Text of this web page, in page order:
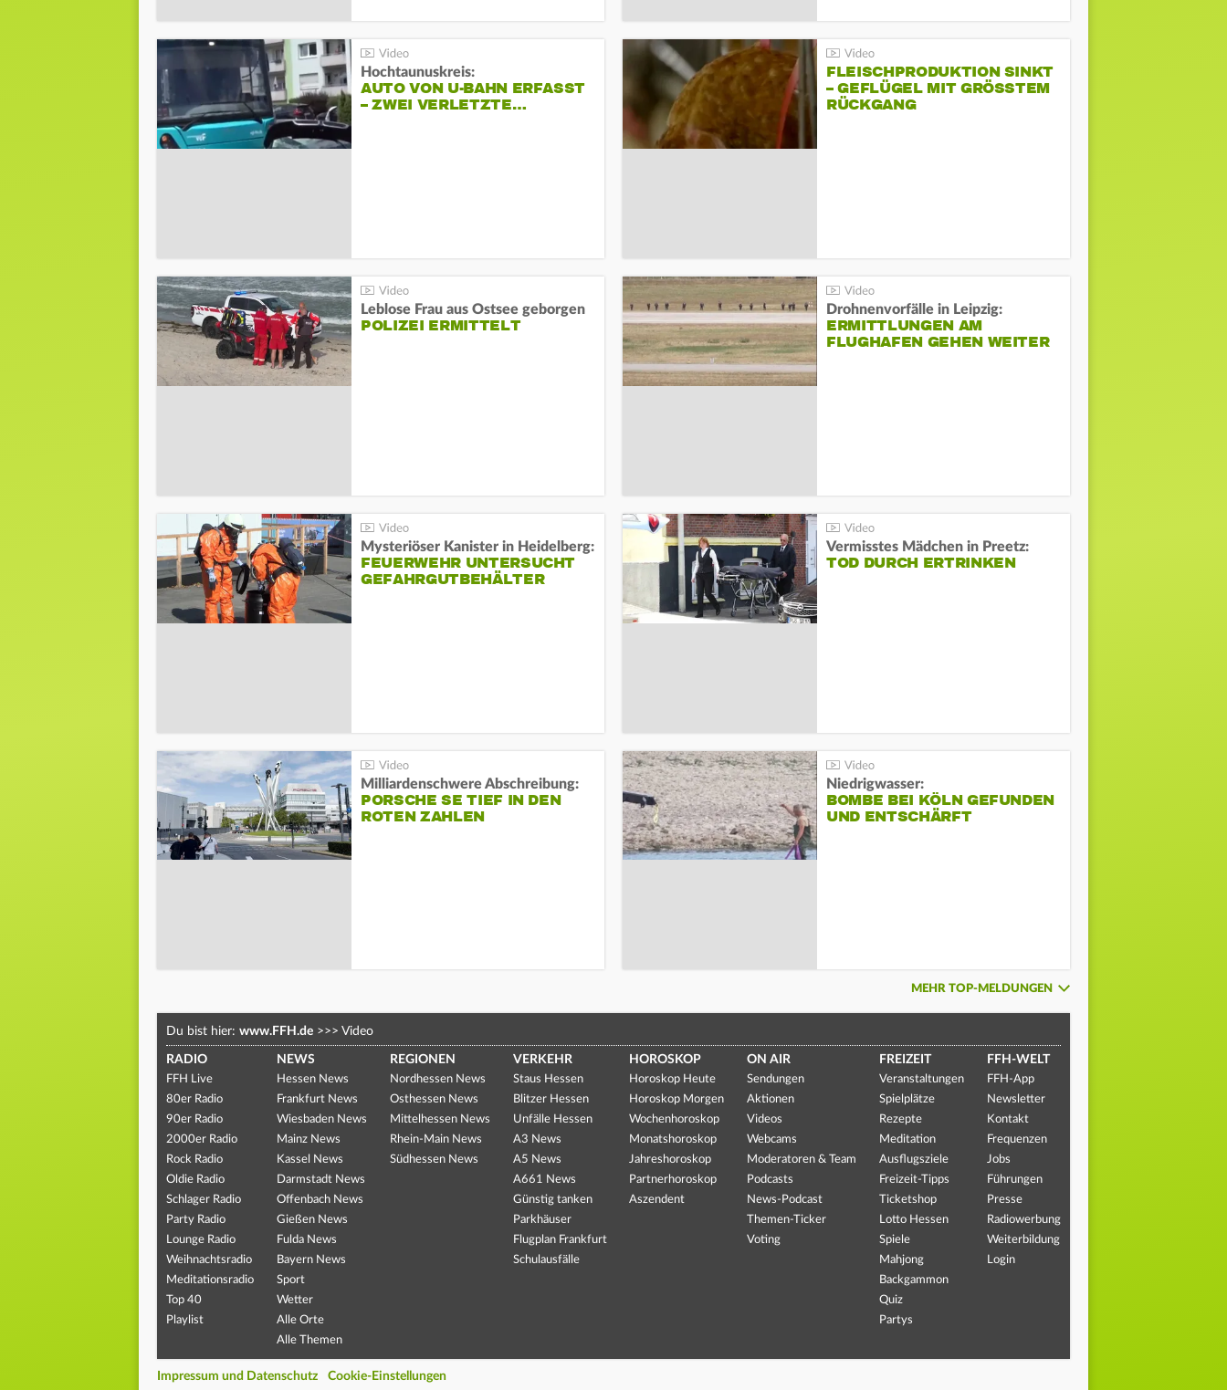
Hochtaunuskreis:
AUTO VON U-BAHN ERFASST
– ZWEI VERLETZTE…
FLEISCHPRODUKTION SINKT
– GEFLÜGEL MIT GRÖSSTEM R
ÜCKGANG
Leblose Frau aus Ostsee geborgen
POLIZEI ERMITTELT
Drohnenvorfälle in Leipzig:
ERMITTLUNGEN AM
FLUGHAFEN GEHEN WEITER
Mysteriöser Kanister in Heidelberg:
FEUERWEHR UNTERSUCHT
GEFAHRGUTBEHÄLTER
Vermisstes Mädchen in Preetz:
TOD DURCH ERTRINKEN
Milliardenschwere Abschreibung:
PORSCHE SE TIEF IN DEN
ROTEN ZAHLEN
Niedrigwasser:
BOMBE BEI KÖLN GEFUNDEN
UND ENTSCHÄRFT
MEHR TOP-MELDUNGEN
Du bist hier: www.FFH.de >>> Video
RADIO
FFH Live
80er Radio
90er Radio
2000er Radio
Rock Radio
Oldie Radio
Schlager Radio
Party Radio
Lounge Radio
Weihnachtsradio
Meditationsradio
Top 40
Playlist
NEWS
Hessen News
Frankfurt News
Wiesbaden News
Mainz News
Kassel News
Darmstadt News
Offenbach News
Gießen News
Fulda News
Bayern News
Sport
Wetter
Alle Orte
Alle Themen
REGIONEN
Nordhessen News
Osthessen News
Mittelhessen News
Rhein-Main News
Südhessen News
VERKEHR
Staus Hessen
Blitzer Hessen
Unfälle Hessen
A3 News
A5 News
A661 News
Günstig tanken
Parkhäuser
Flugplan Frankfurt
Schulausfälle
HOROSKOP
Horoskop Heute
Horoskop Morgen
Wochenhoroskop
Monatshoroskop
Jahreshoroskop
Partnerhoroskop
Aszendent
ON AIR
Sendungen
Aktionen
Videos
Webcams
Moderatoren & Team
Podcasts
News-Podcast
Themen-Ticker
Voting
FREIZEIT
Veranstaltungen
Spielplätze
Rezepte
Meditation
Ausflugsziele
Freizeit-Tipps
Ticketshop
Lotto Hessen
Spiele
Mahjong
Backgammon
Quiz
Partys
FFH-WELT
FFH-App
Newsletter
Kontakt
Frequenzen
Jobs
Führungen
Presse
Radiowerbung
Weiterbildung
Login
Impressum und Datenschutz Cookie-Einstellungen